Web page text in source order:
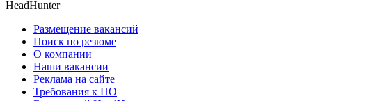
HeadHunter
Размещение вакансий
Поиск по резюме
О компании
Наши вакансии
Реклама на сайте
Требования к ПО